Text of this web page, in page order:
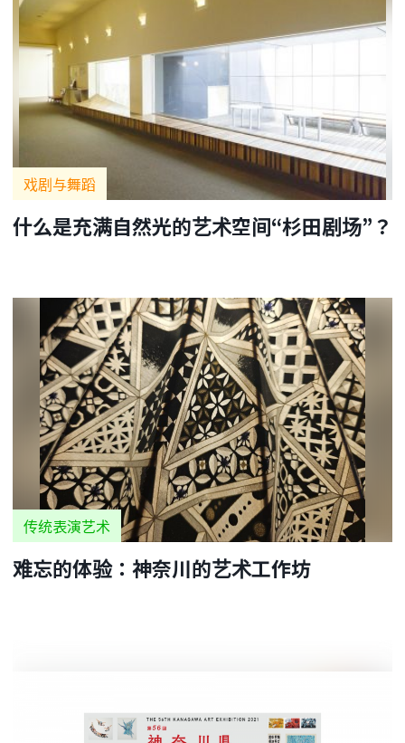
戏剧与舞蹈
什么是充满自然光的艺术空间“杉田剧场”？
传统表演艺术
难忘的体验：神奈川的艺术工作坊